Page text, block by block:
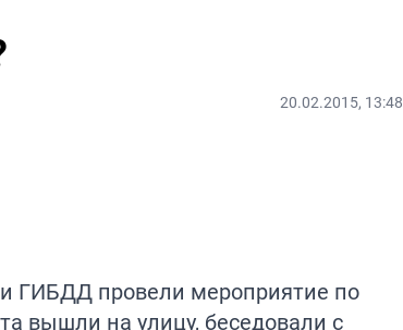
20.02.2015, 13:48
ГИБДД провели мероприятие по
вышли на улицу, беседовали с